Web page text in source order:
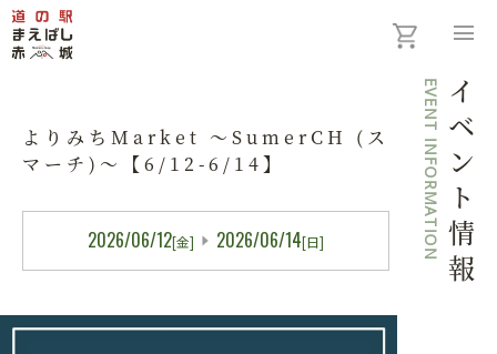
menu
よりみちMarket ～SumerCH (ス
マーチ)～【6/12-6/14】
2026/06/12[金] 2026/06/14[日] イベント情報
EVENT INFORMATION